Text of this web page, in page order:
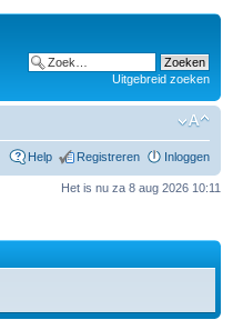
Uitgebreid zoeken
Help Registreren Inloggen
Het is nu za 8 aug 2026 10:11